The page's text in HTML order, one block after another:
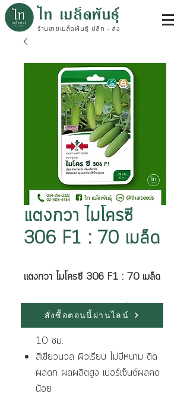
ไท เมล็ดพันธุ์
ร้านขายเมล็ดพันธุ์ ปลีก - ส่ง
แตงกวา ไมโครซี
306 F1 : 70 เมล็ด
แตงกวา ไมโครซี 306 F1 : 70 เมล็ด
ลักษณะเด่นของพันธุ์ มีดังนี้
ต้นแข็งแรง แตกแขนงดี ผลยาว 9 -
10 ซม.
สีเขียวนวล ผิวเรียบ ไม่มีหนาม ติด
ผลดก ผลผลิตสูง เปอร์เซ็นต์ผลคด
น้อย
สั่งซื้อตอนนี้ผ่านไลน์